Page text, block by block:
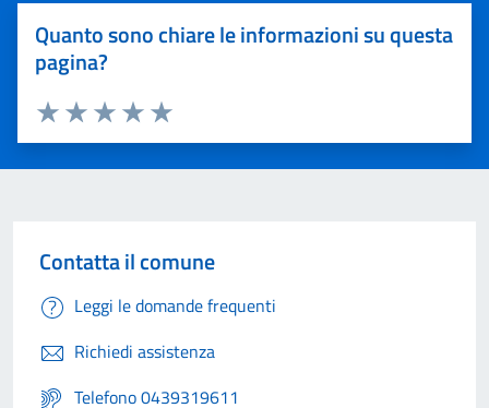
Quanto sono chiare le informazioni su questa
pagina?
Valuta 5 stelle su 5
Valuta 4 stelle su 5
Valuta 3 stelle su 5
Valuta 2 stelle su 5
Valuta 1 stelle su 5
Contatta il comune
Leggi le domande frequenti
Richiedi assistenza
Telefono 0439319611